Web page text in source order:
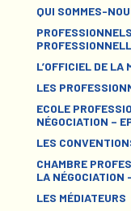
QUI SOMMES-
L’OFFICIEL DE LA
LES
ECOLE
NÉGOCIATION –
LES
CHAMBRE
LA NÉGOCIATION
LES MÉDIATEURS